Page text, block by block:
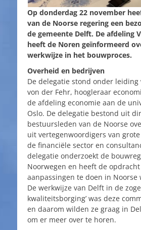
Op donderdag 22 november
van de Noorse regering een
de gemeente Delft. De afdeling
heeft de Noren geïnformeerd
werkwijze in het bouwproces.
Overheid en bedrijven
De delegatie stond onder leiding
von der Fehr, hoogleraar
de afdeling economie aan de
Oslo. De delegatie bestond uit
bestuursleden van de Noorse
uit vertegenwoordigers van
de financiële sector en
delegatie onderzoekt de
Noorwegen en heeft de
aanpassingen te doen in Noorse
De werkwijze van Delft in de
kwaliteitsborging’ was deze
en daarom wilden ze graag in
om er meer over te horen.